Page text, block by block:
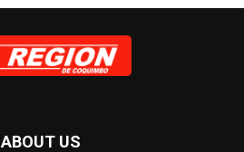
ABOUT US